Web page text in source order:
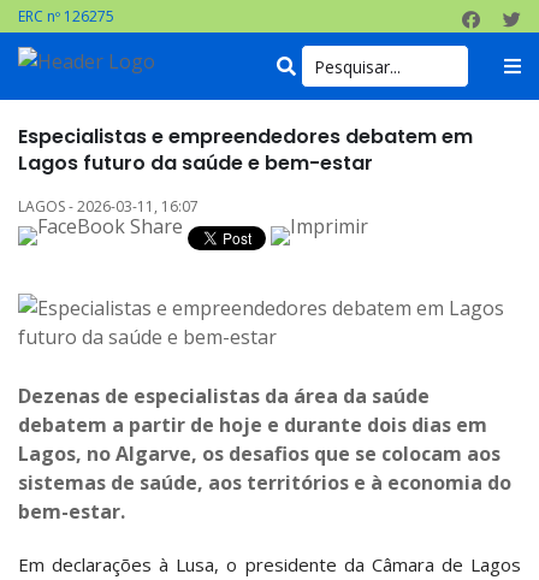
ERC nº 126275
Especialistas e empreendedores debatem em
Lagos futuro da saúde e bem-estar
LAGOS - 2026-03-11, 16:07
Dezenas de especialistas da área da saúde
debatem a partir de hoje e durante dois dias em
Lagos, no Algarve, os desafios que se colocam aos
sistemas de saúde, aos territórios e à economia do
bem-estar.
Em declarações à Lusa, o presidente da Câmara de Lagos